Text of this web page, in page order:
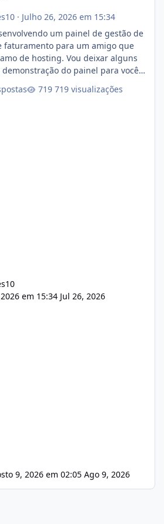
· Julho 26, 2026 em 15:34
um painel de gestão de
faturamento para um amigo que
de hosting. Vou deixar alguns
do painel para vocês
de 80% concluído e conta com
719 visualizações
em 15:34 Jul 26, 2026
9, 2026 em 02:05 Ago 9, 2026